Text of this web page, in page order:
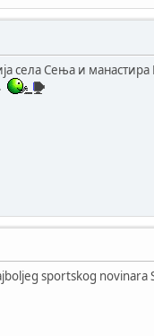
села Сења и
sportskog novinara